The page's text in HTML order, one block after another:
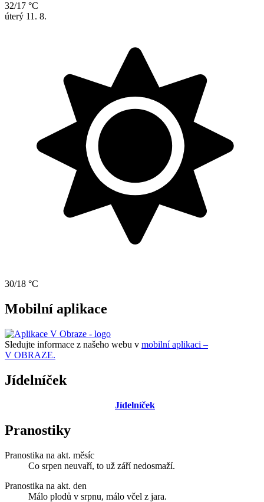
32/17 °C
úterý 11. 8.
30/18 °C
Mobilní aplikace
Sledujte informace z našeho webu v mobilní aplikaci –
V OBRAZE.
Jídelníček
Jídelníček
Pranostiky
Pranostika na akt. měsíc
Co srpen neuvaří, to už září nedosmaží.
Pranostika na akt. den
Málo plodů v srpnu, málo včel z jara.